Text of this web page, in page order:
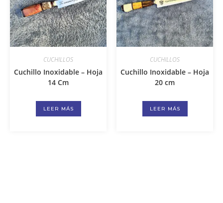
CUCHILLOS
Cuchillo Inoxidable – Hoja
14 Cm
LEER MÁS
CUCHILLOS
Cuchillo Inoxidable – Hoja
20 cm
LEER MÁS